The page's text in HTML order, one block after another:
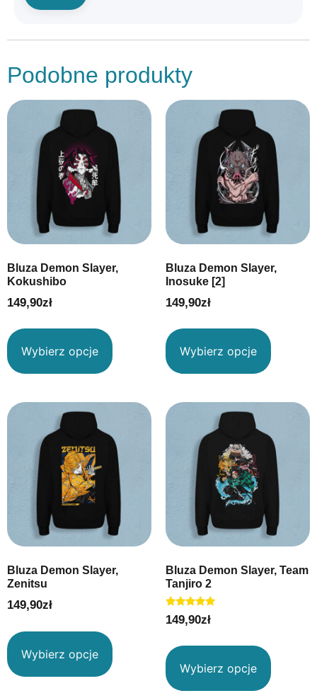
Podobne produkty
Bluza Demon Slayer,
Kokushibo
149,90zł
Wybierz opcje
Bluza Demon Slayer,
Inosuke [2]
149,90zł
Wybierz opcje
Bluza Demon Slayer,
Zenitsu
149,90zł
Wybierz opcje
Bluza Demon Slayer, Team
Tanjiro 2
Oceniono
5.00
149,90zł
Wybierz opcje